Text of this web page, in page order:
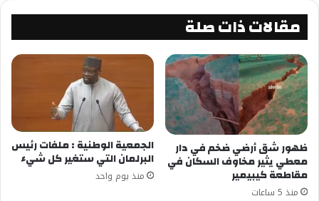
مقالات ذات صلة
ظهور شق أرضي ضخم في دار
معطي يثير مخاوف السكان في
مقاطعة كيبيمير
منذ 5 ساعات
الجمعية الوطنية : ملفات رئيس
البرلمان التي ستغير كل شيء
منذ يوم واحد